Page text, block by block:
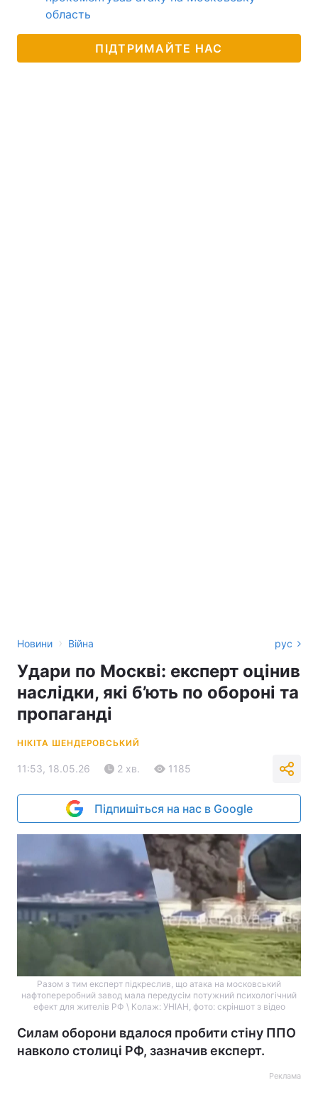
область
ПІДТРИМАЙТЕ НАС
Новини › Війна рус
Удари по Москві: експерт оцінив
наслідки, які б’ють по обороні та
пропаганді
НІКІТА ШЕНДЕРОВСЬКИЙ
11:53, 18.05.26 2 хв. 1185
Підпишіться на нас в Google
Разом з тим експерт підкреслив, що атака на московський
нафтопереробний завод мала передусім потужний психологічний
ефект для жителів РФ \ Колаж: УНІАН, фото: скріншот з відео
Силам оборони вдалося пробити стіну ППО
навколо столиці РФ, зазначив експерт.
Реклама